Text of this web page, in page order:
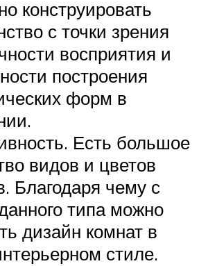
конструировать
с точки зрения
восприятия и
построения
форм в
Есть большое
видов и цветов
Благодаря чему с
типа можно
дизайн комнат в
стиле.